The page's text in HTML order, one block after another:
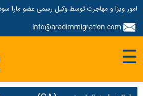
info@aradimmigration.com
☰